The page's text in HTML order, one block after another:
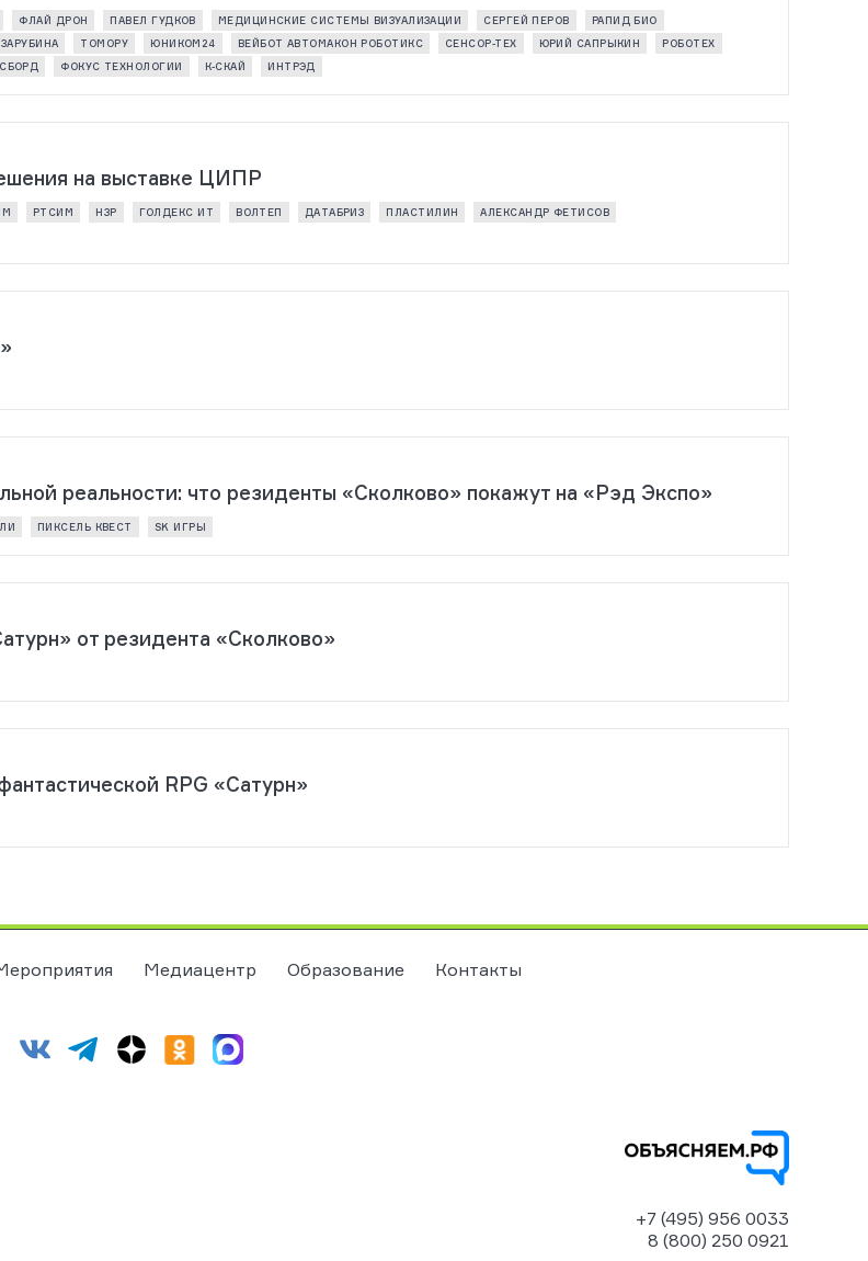
ФЛАЙ ДРОН ПАВЕЛ ГУДКОВ МЕДИЦИНСКИЕ СИСТЕМЫ ВИЗУАЛИЗАЦИИ СЕРГЕЙ ПЕРОВ
РАПИД БИО
ТОМОРУ ЮНИКОМ24 ВЕЙБОТ АВТОМАКОН РОБОТИКС СЕНСОР-ТЕХ ЮРИЙ САПРЫКИН
РОБОТЕХ
ФОКУС ТЕХНОЛОГИИ К-СКАЙ ИНТРЭД
на выставке ЦИПР
РТСИМ НЗР ГОЛДЕКС ИТ ВОЛТЕП ДАТАБРИЗ ПЛАСТИЛИН
АЛЕКСАНДР ФЕТИСОВ
реальности: что резиденты «Сколково» покажут на «Рэд Экспо»
ПИКСЕЛЬ КВЕСТ SK ИГРЫ
от резидента «Сколково»
RPG «Сатурн»
Медиацентр Образование Контакты
+7 (495) 956 0033
8 (800) 250 0921